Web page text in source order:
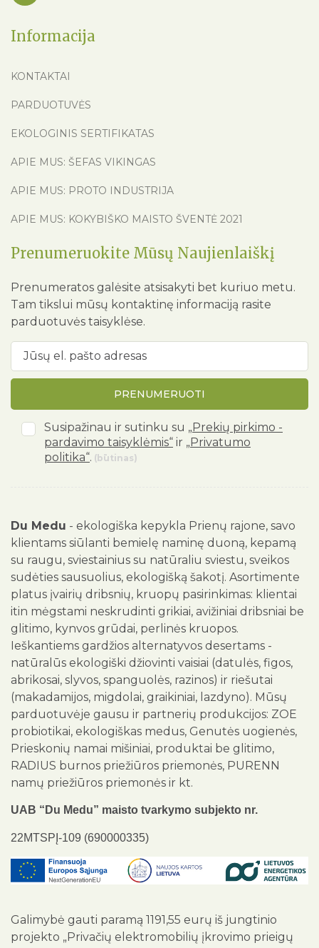
Informacija
KONTAKTAI
PARDUOTUVĖS
EKOLOGINIS SERTIFIKATAS
APIE MUS: ŠEFAS VIKINGAS
APIE MUS: PROTO INDUSTRIJA
APIE MUS: KOKYBIŠKO MAISTO ŠVENTĖ 2021
Prenumeruokite Mūsų Naujienlaiškį
Prenumeratos galėsite atsisakyti bet kuriuo metu.
Tam tikslui mūsų kontaktinę informaciją rasite
parduotuvės taisyklėse.
PRENUMERUOTI
Susipažinau ir sutinku su „Prekių pirkimo -
pardavimo taisyklėmis“ ir „Privatumo
politika“. (būtinas)
Du Medu - ekologiška kepykla Prienų rajone, savo
klientams siūlanti bemielę naminę duoną, kepamą
su raugu, sviestainius su natūraliu sviestu, sveikos
sudėties sausuolius, ekologišką šakotį. Asortimente
platus įvairių dribsnių, kruopų pasirinkimas: klientai
itin mėgstami neskrudinti grikiai, avižiniai dribsniai be
glitimo, kynvos grūdai, perlinės kruopos.
Ieškantiems gardžios alternatyvos desertams -
natūralūs ekologiški džiovinti vaisiai (datulės, figos,
abrikosai, slyvos, spanguolės, razinos) ir riešutai
(makadamijos, migdolai, graikiniai, lazdyno). Mūsų
parduotuvėje gausu ir partnerių produkcijos: ZOE
probiotikai, ekologiškas medus, Genutės uogienės,
Prieskonių namai mišiniai, produktai be glitimo,
RADIUS burnos priežiūros priemonės, PURENN
namų priežiūros priemonės ir kt.
UAB “Du Medu” maisto tvarkymo subjekto nr.
22MTSPĮ-109 (690000335)
Galimybė gauti paramą 1191,55 eurų iš jungtinio
projekto „Privačių elektromobilių įkrovimo prieigų